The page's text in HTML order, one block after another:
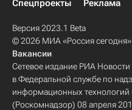
Спецпроекты
Реклама
Версия 2023.1 Beta
© 2026 МИА «Россия сегодня»
Вакансии
Сетевое издание РИА Новости
в Федеральной службе по
информационных
(Роскомнадзор) 08 апреля